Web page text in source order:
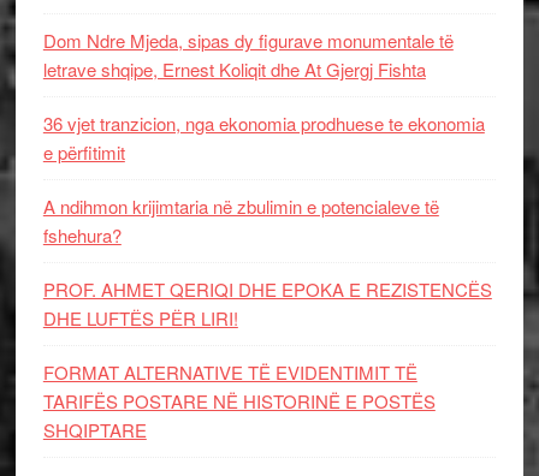
Dom Ndre Mjeda, sipas dy figurave monumentale të
letrave shqipe, Ernest Koliqit dhe At Gjergj Fishta
36 vjet tranzicion, nga ekonomia prodhuese te ekonomia
e përfitimit
A ndihmon krijimtaria në zbulimin e potencialeve të
fshehura?
PROF. AHMET QERIQI DHE EPOKA E REZISTENCЁS
DHE LUFTЁS PЁR LIRI!
FORMAT ALTERNATIVE TË EVIDENTIMIT TË
TARIFËS POSTARE NË HISTORINË E POSTËS
SHQIPTARE